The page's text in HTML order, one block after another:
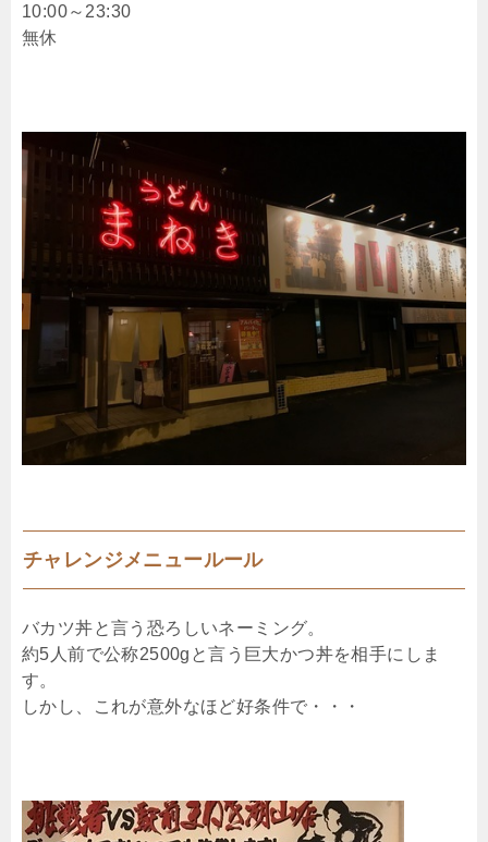
10:00～23:30
無休
チャレンジメニュールール
バカツ丼と言う恐ろしいネーミング。
約5人前で公称2500gと言う巨大かつ丼を相手にしま
す。
しかし、これが意外なほど好条件で・・・